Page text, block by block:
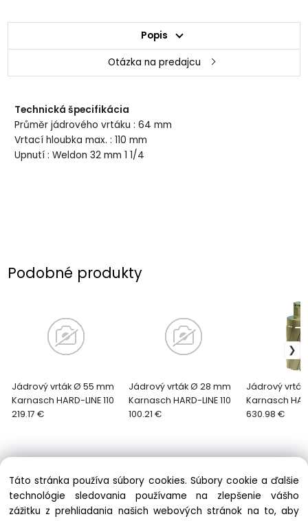
Popis
Otázka na predajcu
Technická špecifikácia
Průměr jádrového vrtáku : 64 mm
Vrtací hloubka max. : 110 mm
Upnutí : Weldon 32 mm 1 1/4
Podobné produkty
Jádrový vrták Ø 55 mm
Karnasch HARD-LINE 110
219.17 €
Jádrový vrták Ø 28 mm
Karnasch HARD-LINE 110
100.21 €
Jádrový vrták
Karnasch
630.98 €
Táto stránka používa súbory cookies. Súbory cookie a ďalšie
technológie sledovania používame na zlepšenie vášho
zážitku z prehliadania našich webových stránok na to, aby